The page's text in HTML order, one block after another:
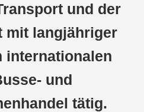
und der
mit langjähriger
internationalen
und
tätig.